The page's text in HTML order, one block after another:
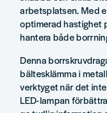
arbetsplatsen. Med
optimerad hastighet
hantera både
Denna
bältesklämma i
verktyget när det
LED-lampan